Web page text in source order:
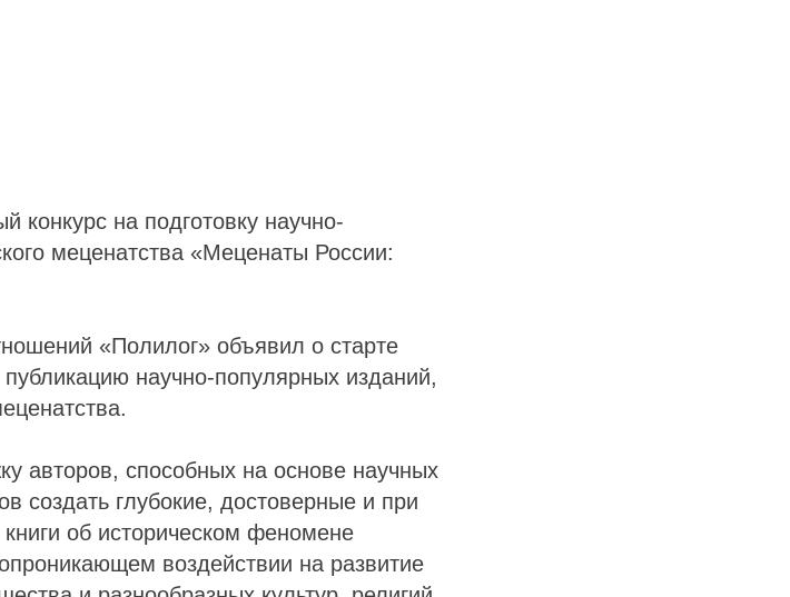
конкурс на подготовку научно-
меценатства «Меценаты России:
«Полилог» объявил о старте
публикацию научно-популярных изданий,
авторов, способных на основе научных
создать глубокие, достоверные и при
об историческом феномене
воздействии на развитие